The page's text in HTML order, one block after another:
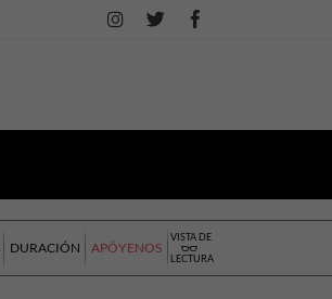
DURACIÓN APÓYENOS
VISTA DE
LECTURA